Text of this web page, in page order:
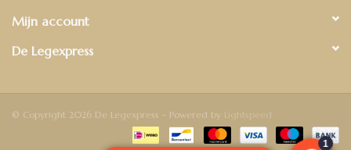
Mijn account
De Legexpress
© Copyright 2026 De Legexpress - Powered by Lightspeed